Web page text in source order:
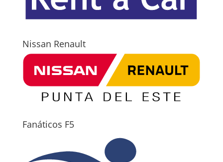
Nissan Renault
Fanáticos F5